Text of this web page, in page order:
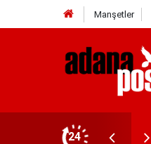
Manşetler
24
karşı direniyor